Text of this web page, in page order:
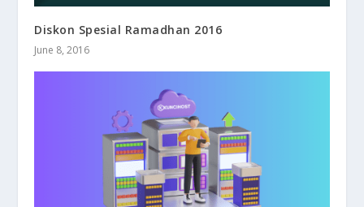
Diskon Spesial Ramadhan 2016
June 8, 2016